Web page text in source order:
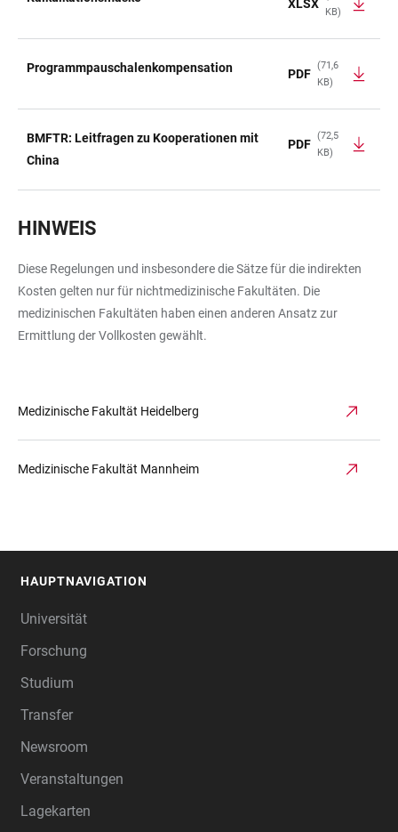
XLSX
KB)
Programmpauschalenkompensation PDF
(71,6
KB)
BMFTR: Leitfragen zu Kooperationen mit
China
PDF
(72,5
KB)
HINWEIS
Diese Regelungen und insbesondere die Sätze für die indirekten
Kosten gelten nur für nichtmedizinische Fakultäten. Die
medizinischen Fakultäten haben einen anderen Ansatz zur
Ermittlung der Vollkosten gewählt.
Medizinische Fakultät Heidelberg
Medizinische Fakultät Mannheim
HAUPTNAVIGATION
Universität
Forschung
Studium
Transfer
Newsroom
Veranstaltungen
Lagekarten